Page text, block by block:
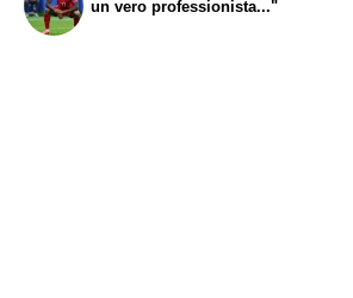
un vero professionista..."